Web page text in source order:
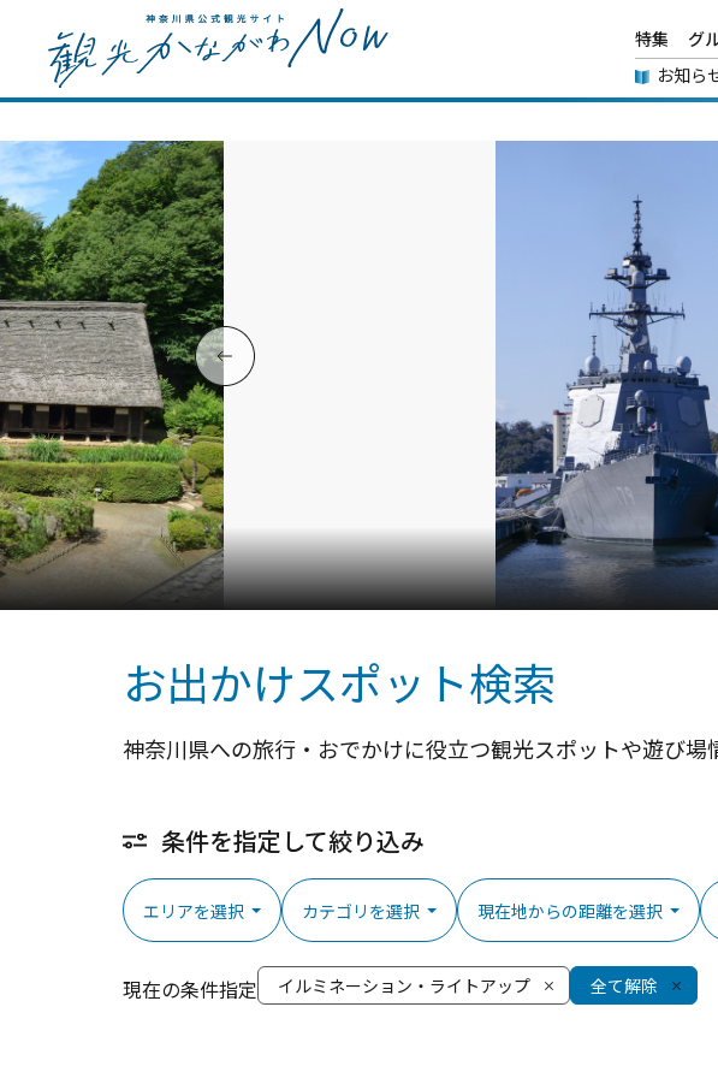
特集 グ
お知ら
お出かけスポット検索
神奈川県への旅行・おでかけに役立つ観光スポットや遊び場
条件を指定して絞り込み
エリアを選択 カテゴリを選択 現在地からの距離を選択
現在の条件指定 イルミネーション・ライトアップ 全て解除